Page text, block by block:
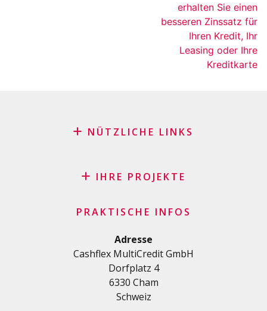
erhalten Sie einen
besseren Zinssatz für
Ihren Kredit, Ihr
Leasing oder Ihre
Kreditkarte
NÜTZLICHE LINKS
Antrag auf Patenschaft
Wichtige Checkliste
Datenschutzerklärung
IHRE PROJEKTE
Renovierungs/Baukredit
AutoKredit
Kredite für Ihre Ausbildung
Medizinische Kredit
Kredite für Diverses
PRAKTISCHE INFOS
Adresse
Cashflex MultiCredit GmbH
Dorfplatz 4
6330 Cham
Schweiz